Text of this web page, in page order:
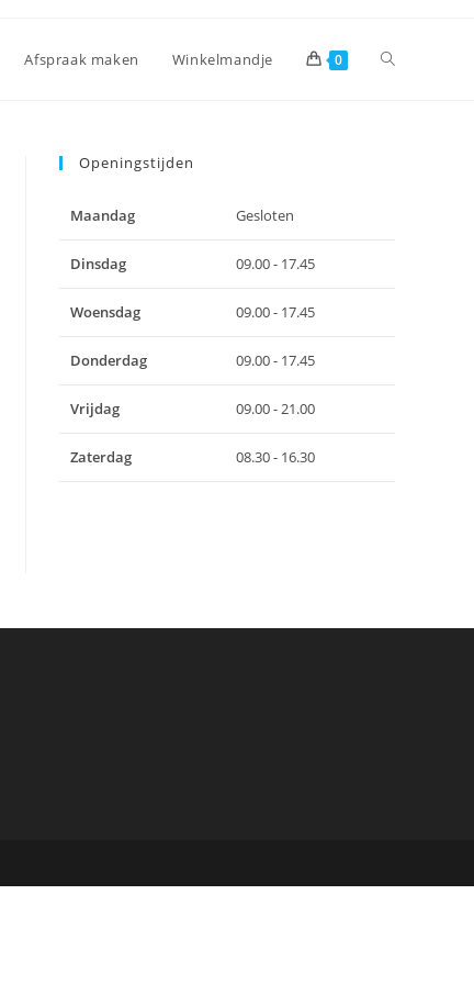
Afspraak maken Winkelmandje 0 Toggle
Openingstijden
Maandag Gesloten
Dinsdag 09.00 - 17.45
Woensdag 09.00 - 17.45
Donderdag 09.00 - 17.45
Vrijdag 09.00 - 21.00
Zaterdag 08.30 - 16.30